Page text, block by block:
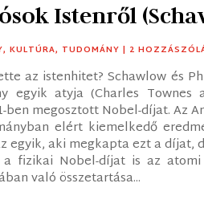
Istenről
,KULTÚRA, TUDOMÁNY | 2
az istenhitet? Schawlow és
egyik atyja (Charles Townes
megosztott Nobel-díjat. Az
elért kiemelkedő
egyik, aki megkapta ezt a díjat,
fizikai Nobel-díjat is az
való összetartása...